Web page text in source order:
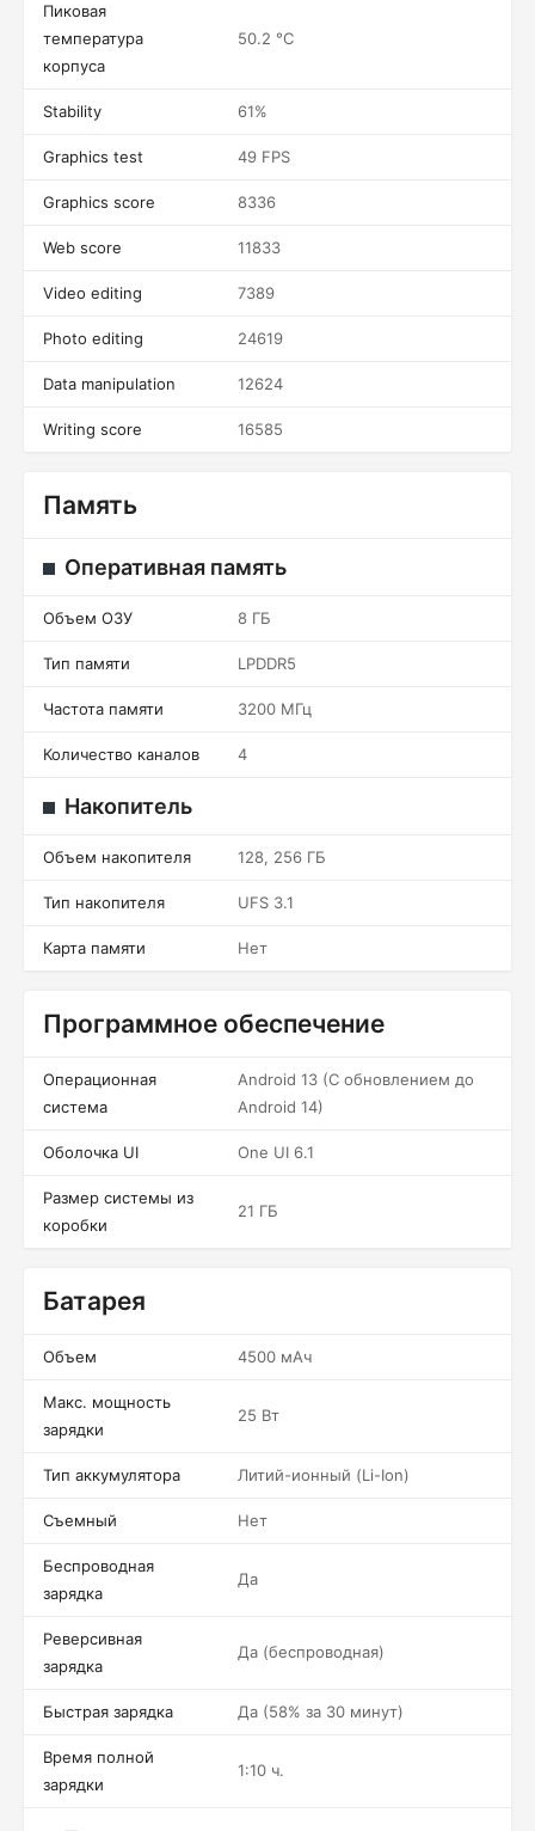
Пиковая
температура
корпуса
50.2 °C
Stability 61%
Graphics test 49 FPS
Graphics score 8336
Web score 11833
Video editing 7389
Photo editing 24619
Data manipulation 12624
Writing score 16585
Память
Оперативная память
Объем ОЗУ 8 ГБ
Тип памяти LPDDR5
Частота памяти 3200 МГц
Количество каналов 4
Накопитель
Объем накопителя 128, 256 ГБ
Тип накопителя UFS 3.1
Карта памяти Нет
Программное обеспечение
Операционная
система
Android 13 (С обновлением до
Android 14)
Оболочка UI One UI 6.1
Размер системы из
коробки
21 ГБ
Батарея
Объем 4500 мАч
Макс. мощность
зарядки
25 Вт
Тип аккумулятора Литий-ионный (Li-Ion)
Съемный Нет
Беспроводная
зарядка
Да
Реверсивная
зарядка
Да (беспроводная)
Быстрая зарядка Да (58% за 30 минут)
Время полной
зарядки
1:10 ч.